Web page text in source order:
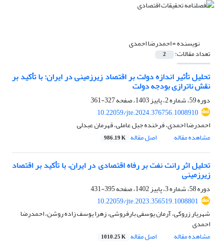
نویسنده =احمدرضا احمدی
تعداد مقالات: 2
تحلیل تأثیر اندازه دولت بر اقتصاد زیرزمینی در ایران: با تأکید بر
نقش ناترازی بودجه دولت
دوره 59، شماره 2، پاییز 1403، صفحه
327-361
10.22059/jte.2024.376756.1008910
احمدرضا احمدی، فرخنده جبل عاملی، قهرمان عبدلی
مشاهده مقاله
اصل مقاله 986.19 K
تحلیل اثر رانت نفت بر رفاه اقتصادی در ایران، با تأکید بر اقتصاد
زیرزمینی
دوره 58، شماره 3، پاییز 1402، صفحه
395-431
10.22059/jte.2023.356519.1008801
شهریار زروکی، آرمان یوسفی بارفروشی، زهرا یوسف زاده روشن، احمدرضا
احمدی
مشاهده مقاله
اصل مقاله 1010.25 K